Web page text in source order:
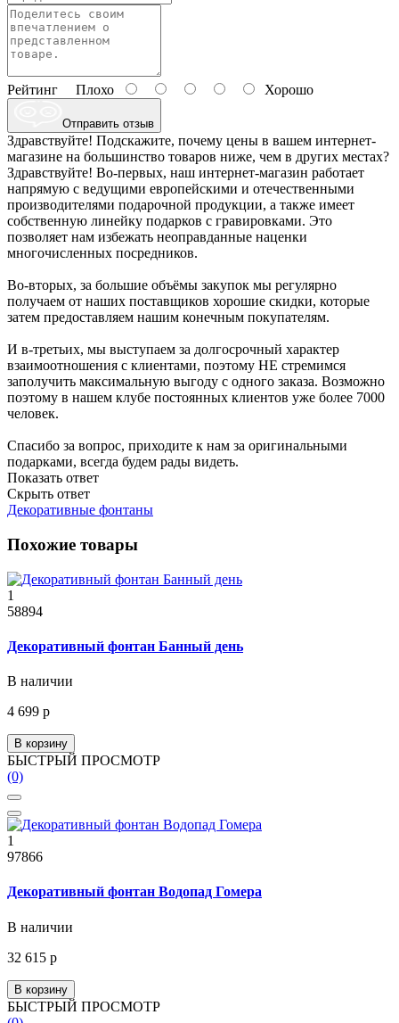
Рейтинг Плохо Хорошо
Отправить отзыв
Здравствуйте! Подскажите, почему цены в вашем интернет-
магазине на большинство товаров ниже, чем в других местах?
Здравствуйте! Во-первых, наш интернет-магазин работает
напрямую с ведущими европейскими и отечественными
производителями подарочной продукции, а также имеет
собственную линейку подарков с гравировками. Это
позволяет нам избежать неоправданные наценки
многочисленных посредников.
Во-вторых, за большие объёмы закупок мы регулярно
получаем от наших поставщиков хорошие скидки, которые
затем предоставляем нашим конечным покупателям.
И в-третьих, мы выступаем за долгосрочный характер
взаимоотношения с клиентами, поэтому НЕ стремимся
заполучить максимальную выгоду с одного заказа. Возможно
поэтому в нашем клубе постоянных клиентов уже более 7000
человек.
Спасибо за вопрос, приходите к нам за оригинальными
подарками, всегда будем рады видеть.
Показать ответ
Скрыть ответ
Декоративные фонтаны
Похожие товары
1
58894
Декоративный фонтан Банный день
В наличии
4 699 р
В корзину
БЫСТРЫЙ ПРОСМОТР
(0)
1
97866
Декоративный фонтан Водопад Гомера
В наличии
32 615 р
В корзину
БЫСТРЫЙ ПРОСМОТР